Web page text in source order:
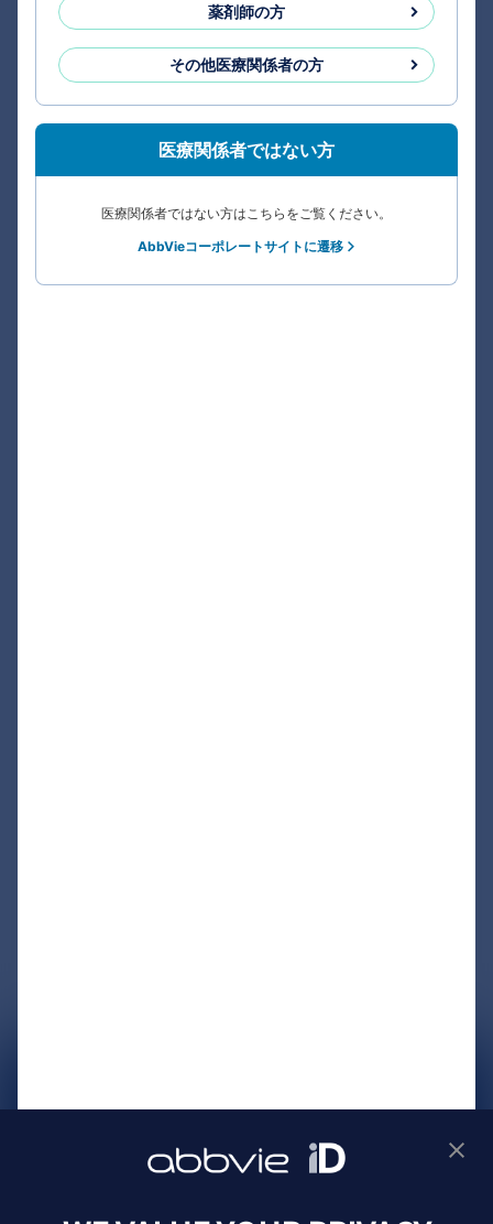
薬剤師の方
その他医療関係者の方
医療関係者ではない方
医療関係者ではない方はこちらをご覧ください。
AbbVieコーポレートサイトに遷移
プライバシーポリシー